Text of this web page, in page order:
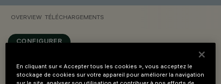
OVERVIEW TÉLÉCHARGEMENTS
CONFIGURER
Overview
En cliquant sur « Accepter tous les cookies », vous acceptez le
stockage de cookies sur votre appareil pour améliorer la navigation